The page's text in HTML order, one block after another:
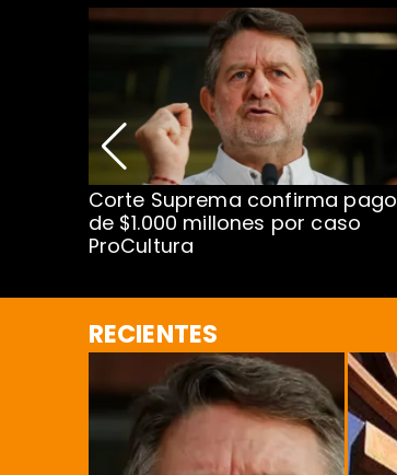
Corte Suprema confirma pago
de $1.000 millones por caso
ProCultura
RECIENTES